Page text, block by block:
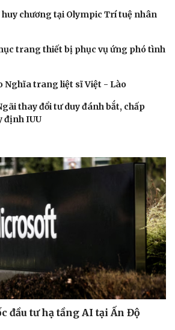
chương tại Olympic Trí tuệ nhân
trang thiết bị phục vụ ứng phó tình
Nghĩa trang liệt sĩ Việt - Lào
thay đổi tư duy đánh bắt, chấp
định IUU
đầu tư hạ tầng AI tại Ấn Độ